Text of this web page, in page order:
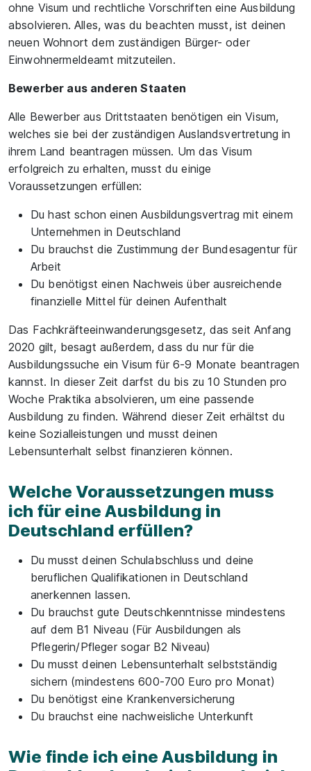
ohne Visum und rechtliche Vorschriften eine Ausbildung
absolvieren. Alles, was du beachten musst, ist deinen
neuen Wohnort dem zuständigen Bürger- oder
Einwohnermeldeamt mitzuteilen.
Bewerber aus anderen Staaten
Alle Bewerber aus Drittstaaten benötigen ein Visum,
welches sie bei der zuständigen Auslandsvertretung in
ihrem Land beantragen müssen. Um das Visum
erfolgreich zu erhalten, musst du einige
Voraussetzungen erfüllen:
Du hast schon einen Ausbildungsvertrag mit einem
Unternehmen in Deutschland
Du brauchst die Zustimmung der Bundesagentur für
Arbeit
Du benötigst einen Nachweis über ausreichende
finanzielle Mittel für deinen Aufenthalt
Das Fachkräfteeinwanderungsgesetz, das seit Anfang
2020 gilt, besagt außerdem, dass du nur für die
Ausbildungssuche ein Visum für 6-9 Monate beantragen
kannst. In dieser Zeit darfst du bis zu 10 Stunden pro
Woche Praktika absolvieren, um eine passende
Ausbildung zu finden. Während dieser Zeit erhältst du
keine Sozialleistungen und musst deinen
Lebensunterhalt selbst finanzieren können.
Welche Voraussetzungen muss
ich für eine Ausbildung in
Deutschland erfüllen?
Du musst deinen Schulabschluss und deine
beruflichen Qualifikationen in Deutschland
anerkennen lassen.
Du brauchst gute Deutschkenntnisse mindestens
auf dem B1 Niveau (Für Ausbildungen als
Pflegerin/Pfleger sogar B2 Niveau)
Du musst deinen Lebensunterhalt selbstständig
sichern (mindestens 600-700 Euro pro Monat)
Du benötigst eine Krankenversicherung
Du brauchst eine nachweisliche Unterkunft
Wie finde ich eine Ausbildung in